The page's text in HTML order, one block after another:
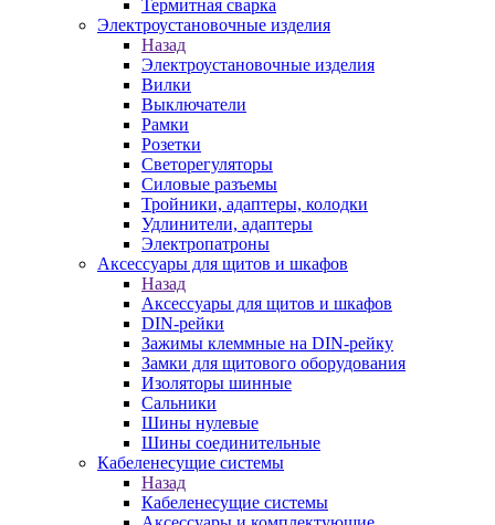
Термитная сварка
Электроустановочные изделия
Назад
Электроустановочные изделия
Вилки
Выключатели
Рамки
Розетки
Светорегуляторы
Силовые разъемы
Тройники, адаптеры, колодки
Удлинители, адаптеры
Электропатроны
Аксессуары для щитов и шкафов
Назад
Аксессуары для щитов и шкафов
DIN-рейки
Зажимы клеммные на DIN-рейку
Замки для щитового оборудования
Изоляторы шинные
Сальники
Шины нулевые
Шины соединительные
Кабеленесущие системы
Назад
Кабеленесущие системы